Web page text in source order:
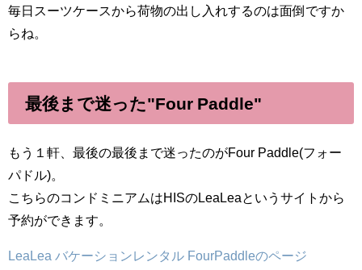
毎日スーツケースから荷物の出し入れするのは面倒ですか
らね。
最後まで迷った"Four Paddle"
もう１軒、最後の最後まで迷ったのがFour Paddle(フォー
パドル)。
こちらのコンドミニアムはHISのLeaLeaというサイトから
予約ができます。
LeaLea バケーションレンタル FourPaddleのページ